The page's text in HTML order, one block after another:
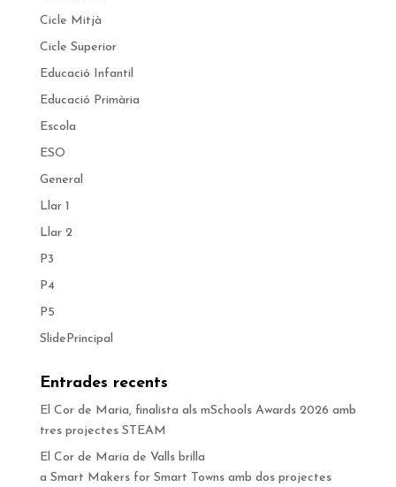
Cicle Mitjà
Cicle Superior
Educació Infantil
Educació Primària
Escola
ESO
General
Llar 1
Llar 2
P3
P4
P5
SlidePrincipal
Entrades recents
El Cor de Maria, finalista als mSchools Awards 2026 amb
tres projectes STEAM
El Cor de Maria de Valls brilla
a Smart Makers for Smart Towns amb dos projectes